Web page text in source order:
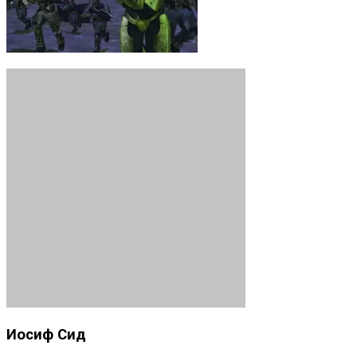
Иосиф Сид